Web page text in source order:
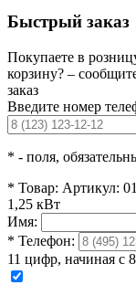
Быстрый заказ
Покупаете в
корзину? –
заказ
Введите номер
* - поля,
* Товар: Артикул:
1,25 кВт
Имя:
* Телефон:
11 цифр, начиная с